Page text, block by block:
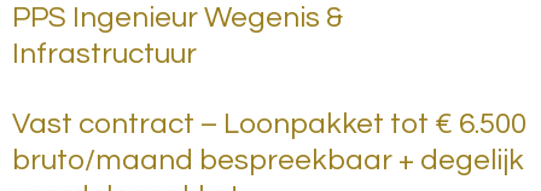
PPS Ingenieur Wegenis &
Infrastructuur
Vast contract – Loonpakket tot € 6.500
bruto/maand bespreekbaar + degelijk